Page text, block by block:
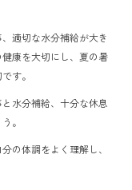
適切な水分補給が大き
康を大切にし、夏の暑
す。
水分補給、十分な休息
。
の体調をよく理解し、